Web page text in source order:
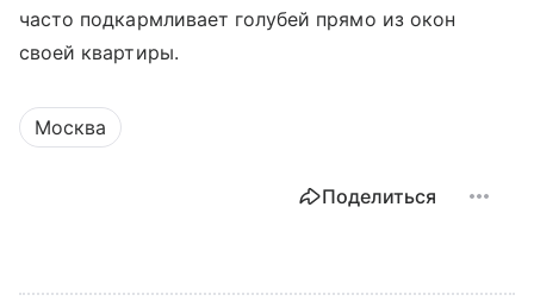
часто подкармливает голубей прямо из окон
своей квартиры.
Москва
Поделиться